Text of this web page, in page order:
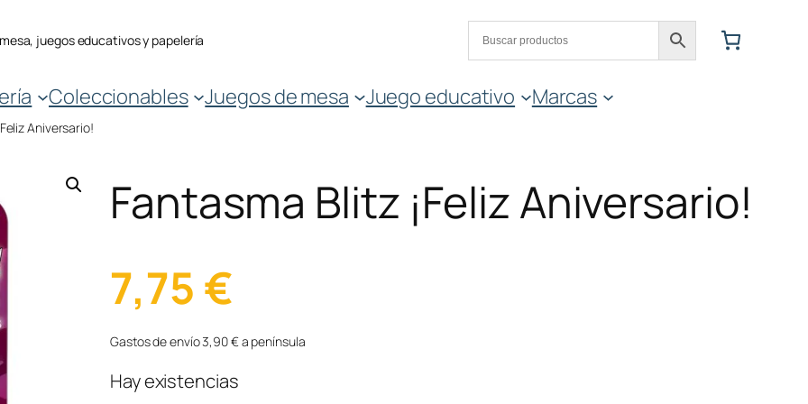
juegos educativos y papelería
Coleccionables Juegos de mesa Juego educativo Marcas
Aniversario!
Fantasma Blitz ¡Feliz Aniversario!
7,75 €
Gastos de envío 3,90 € a península
Hay existencias